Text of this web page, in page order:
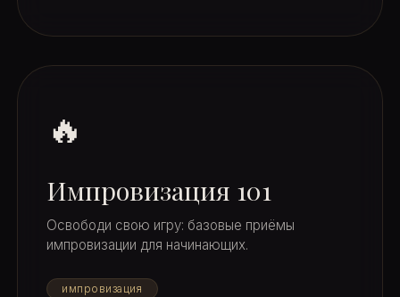
🔥
Импровизация 101
Освободи свою игру: базовые приёмы
импровизации для начинающих.
импровизация